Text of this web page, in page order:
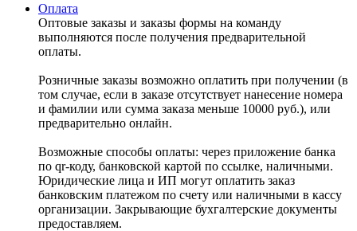
Оплата
Оптовые заказы и заказы формы на команду
выполняются после получения предварительной
оплаты.
Розничные заказы возможно оплатить при получении (в
том случае, если в заказе отсутствует нанесение номера
и фамилии или сумма заказа меньше 10000 руб.), или
предварительно онлайн.
Возможные способы оплаты: через приложение банка
по qr-коду, банковской картой по ссылке, наличными.
Юридические лица и ИП могут оплатить заказ
банковским платежом по счету или наличными в кассу
организации. Закрывающие бухгалтерские документы
предоставляем.